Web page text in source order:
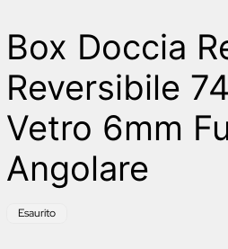
Box Doccia
Reversibile
Vetro 6mm
Angolare
Etichetta
Esaurito